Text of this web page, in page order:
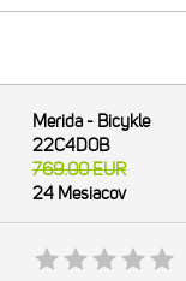
Merida - Bicykle
22C4D0B
769.00EUR
24 Mesiacov